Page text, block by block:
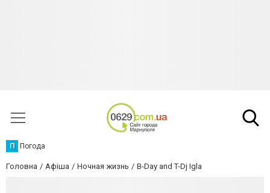
П Погода
Головна Афіша Ночная жизнь B-Day and T-Dj Igla